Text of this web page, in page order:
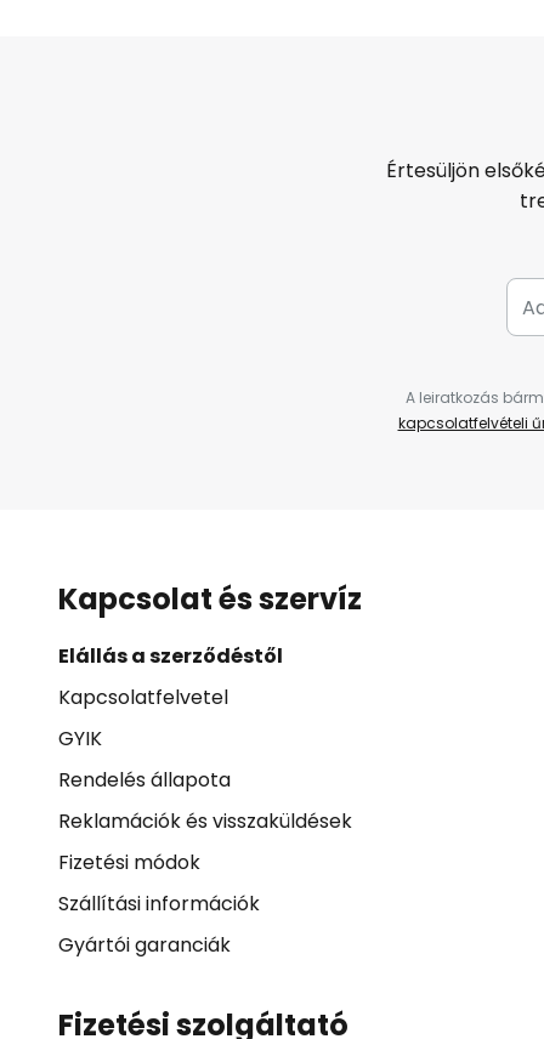
Értesüljön
A leiratkozás
kapcsolatfelvételi
Kapcsolat és szervíz
Elállás a szerződéstől
Kapcsolatfelvetel
GYIK
Rendelés állapota
Reklamációk és visszaküldések
Fizetési módok
Szállítási információk
Gyártói garanciák
Fizetési szolgáltató